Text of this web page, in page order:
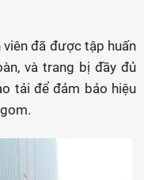
đã được tập huấn
và trang bị đầy đủ
tải để đảm bảo hiệu